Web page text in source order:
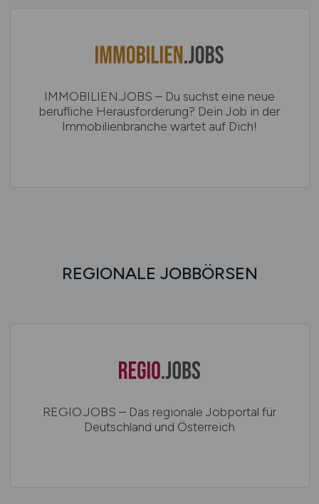
IMMOBILIEN.JOBS – Du suchst eine neue
berufliche Herausforderung? Dein Job in der
Immobilienbranche wartet auf Dich!
REGIONALE JOBBÖRSEN
REGIO.JOBS – Das regionale Jobportal für
Deutschland und Österreich